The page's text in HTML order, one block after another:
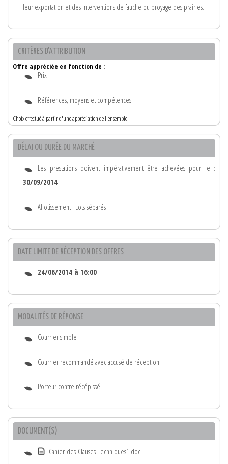
leur exportation et des interventions de fauche ou broyage des prairies.
CRITÈRES D'ATTRIBUTION
Offre appréciée en fonction de :
Prix
Références, moyens et compétences
Choix effectué à partir d'une appréciation de l'ensemble
DÉLAI OU DURÉE DU MARCHÉ
Les prestations doivent impérativement être achevées pour le :
30/09/2014
Allotissement : Lots séparés
DATE LIMITE DE RÉCEPTION DES OFFRES
24/06/2014 à 16:00
MODALITÉS DE RÉPONSE
Courrier simple
Courrier recommandé avec accusé de réception
Porteur contre récépissé
DOCUMENT(S)
Cahier-des-Clauses-Techniques1.doc